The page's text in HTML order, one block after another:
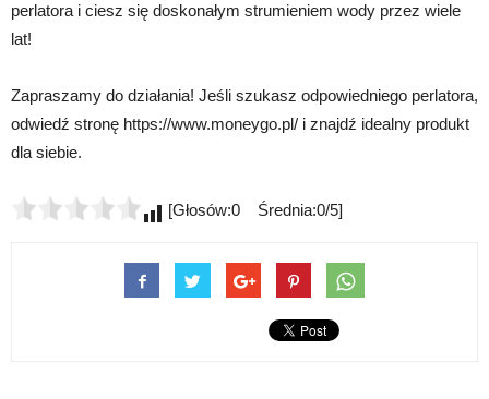
perlatora i ciesz się doskonałym strumieniem wody przez wiele
lat!
Zapraszamy do działania! Jeśli szukasz odpowiedniego perlatora,
odwiedź stronę https://www.moneygo.pl/ i znajdź idealny produkt
dla siebie.
[Głosów:0 Średnia:0/5]